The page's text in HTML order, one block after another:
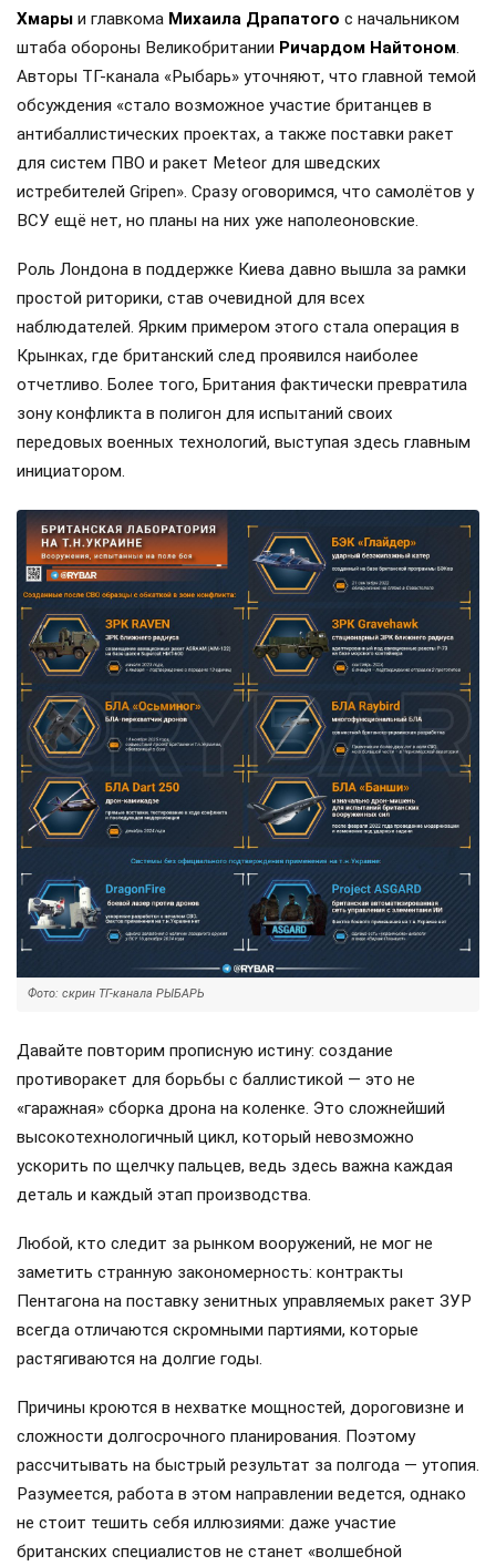
Хмары и главкома Михаила Драпатого с начальником
штаба обороны Великобритании Ричардом Найтоном.
Авторы ТГ-канала «Рыбарь» уточняют, что главной темой
обсуждения «стало возможное участие британцев в
антибаллистических проектах, а также поставки ракет
для систем ПВО и ракет Meteor для шведских
истребителей Gripen». Сразу оговоримся, что самолётов у
ВСУ ещё нет, но планы на них уже наполеоновские.
Роль Лондона в поддержке Киева давно вышла за рамки
простой риторики, став очевидной для всех
наблюдателей. Ярким примером этого стала операция в
Крынках, где британский след проявился наиболее
отчетливо. Более того, Британия фактически превратила
зону конфликта в полигон для испытаний своих
передовых военных технологий, выступая здесь главным
инициатором.
Фото: скрин ТГ-канала РЫБАРЬ
Давайте повторим прописную истину: создание
противоракет для борьбы с баллистикой — это не
«гаражная» сборка дрона на коленке. Это сложнейший
высокотехнологичный цикл, который невозможно
ускорить по щелчку пальцев, ведь здесь важна каждая
деталь и каждый этап производства.
Любой, кто следит за рынком вооружений, не мог не
заметить странную закономерность: контракты
Пентагона на поставку зенитных управляемых ракет ЗУР
всегда отличаются скромными партиями, которые
растягиваются на долгие годы.
Причины кроются в нехватке мощностей, дороговизне и
сложности долгосрочного планирования. Поэтому
рассчитывать на быстрый результат за полгода — утопия.
Разумеется, работа в этом направлении ведется, однако
не стоит тешить себя иллюзиями: даже участие
британских специалистов не станет «волшебной